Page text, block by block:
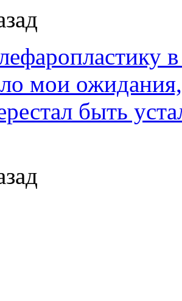
мои
быть